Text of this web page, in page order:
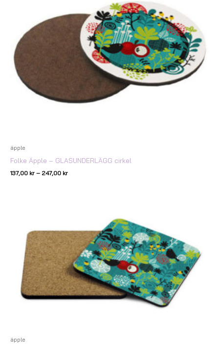
äpple
Folke Äpple – GLASUNDERLÄGG cirkel
137,00 kr – 247,00 kr
äpple